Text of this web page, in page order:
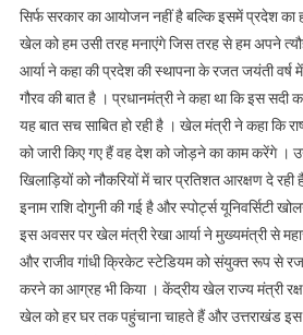
सिर्फ सरकार का आयोजन नहीं है बल्कि इसमें प्रदेश का हर
खेल को हम उसी तरह मनाएंगे जिस तरह से हम अपने
आर्या ने कहा की प्रदेश की स्थापना के रजत जयंती
गौरव की बात है । प्रधानमंत्री ने कहा था कि इस सदी
यह बात सच साबित हो रही है । खेल मंत्री ने कहा कि
को जारी किए गए हैं वह देश को जोड़ने का काम करेंगे ।
खिलाड़ियों को नौकरियों में चार प्रतिशत आरक्षण दे
इनाम राशि दोगुनी की गई है और स्पोर्ट्स यूनिवर्सिटी
इस अवसर पर खेल मंत्री रेखा आर्या ने मुख्यमंत्री से
और राजीव गांधी क्रिकेट स्टेडियम को संयुक्त रूप से
करने का आग्रह भी किया । केंद्रीय खेल राज्य मंत्री
खेल को हर घर तक पहुंचाना चाहते हैं और उत्तराखंड इस